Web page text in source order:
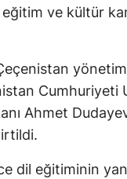
ve kültür
Cumhuriyeti
Ahmet
dil eğitiminin